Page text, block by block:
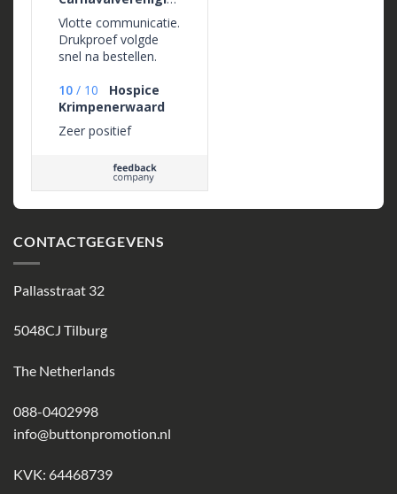
Vlotte communicatie.
Drukproef volgde
snel na bestellen.
aardige dames die
met je meedenken
als je niet uit het
ontwerp komt
10 / 10
Hospice
Krimpenerwaard
Zeer positief
CONTACTGEGEVENS
Pallasstraat 32
5048CJ Tilburg
The Netherlands
088-0402998
info@buttonpromotion.nl
KVK: 64468739